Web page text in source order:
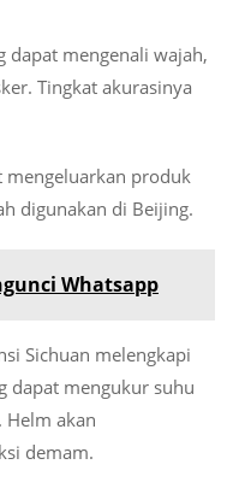
dapat mengenali wajah,
Tingkat akurasinya
mengeluarkan produk
digunakan di Beijing.
Whatsapp
Sichuan melengkapi
dapat mengukur suhu
akan
demam.